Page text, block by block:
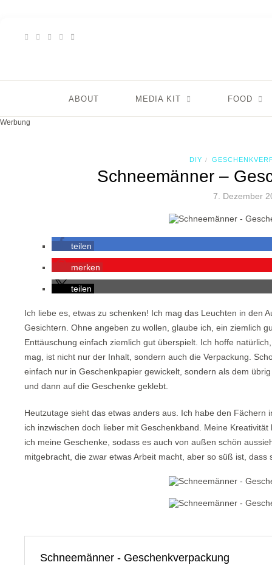
ABOUT MEDIA KIT FOOD
Werbung
DIY /
Schneemänner –
7. Dezember
teilen
merken
teilen
Ich liebe es, etwas zu schenken! Ich mag das Leuchten in den
Gesichtern. Ohne angeben zu wollen, glaube ich, ein ziemlich
Enttäuschung einfach ziemlich gut überspielt. Ich hoffe
mag, ist nicht nur der Inhalt, sondern auch die Verpackung.
einfach nur in Geschenkpapier gewickelt, sondern als dem
und dann auf die Geschenke geklebt.
Heutzutage sieht das etwas anders aus. Ich habe den
ich inzwischen doch lieber mit Geschenkband. Meine
ich meine Geschenke, sodass es auch von außen schön
mitgebracht, die zwar etwas Arbeit macht, aber so süß ist, dass
Schneemänner - Geschenkverpackung